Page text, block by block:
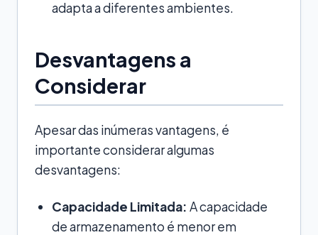
adapta a diferentes ambientes.
Desvantagens a
Considerar
Apesar das inúmeras vantagens, é
importante considerar algumas
desvantagens:
Capacidade Limitada: A capacidade
de armazenamento é menor em